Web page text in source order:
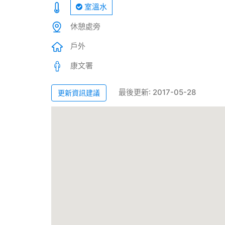
室溫水
休憩處旁
戶外
康文署
更新資訊建議 最後更新: 2017-05-28